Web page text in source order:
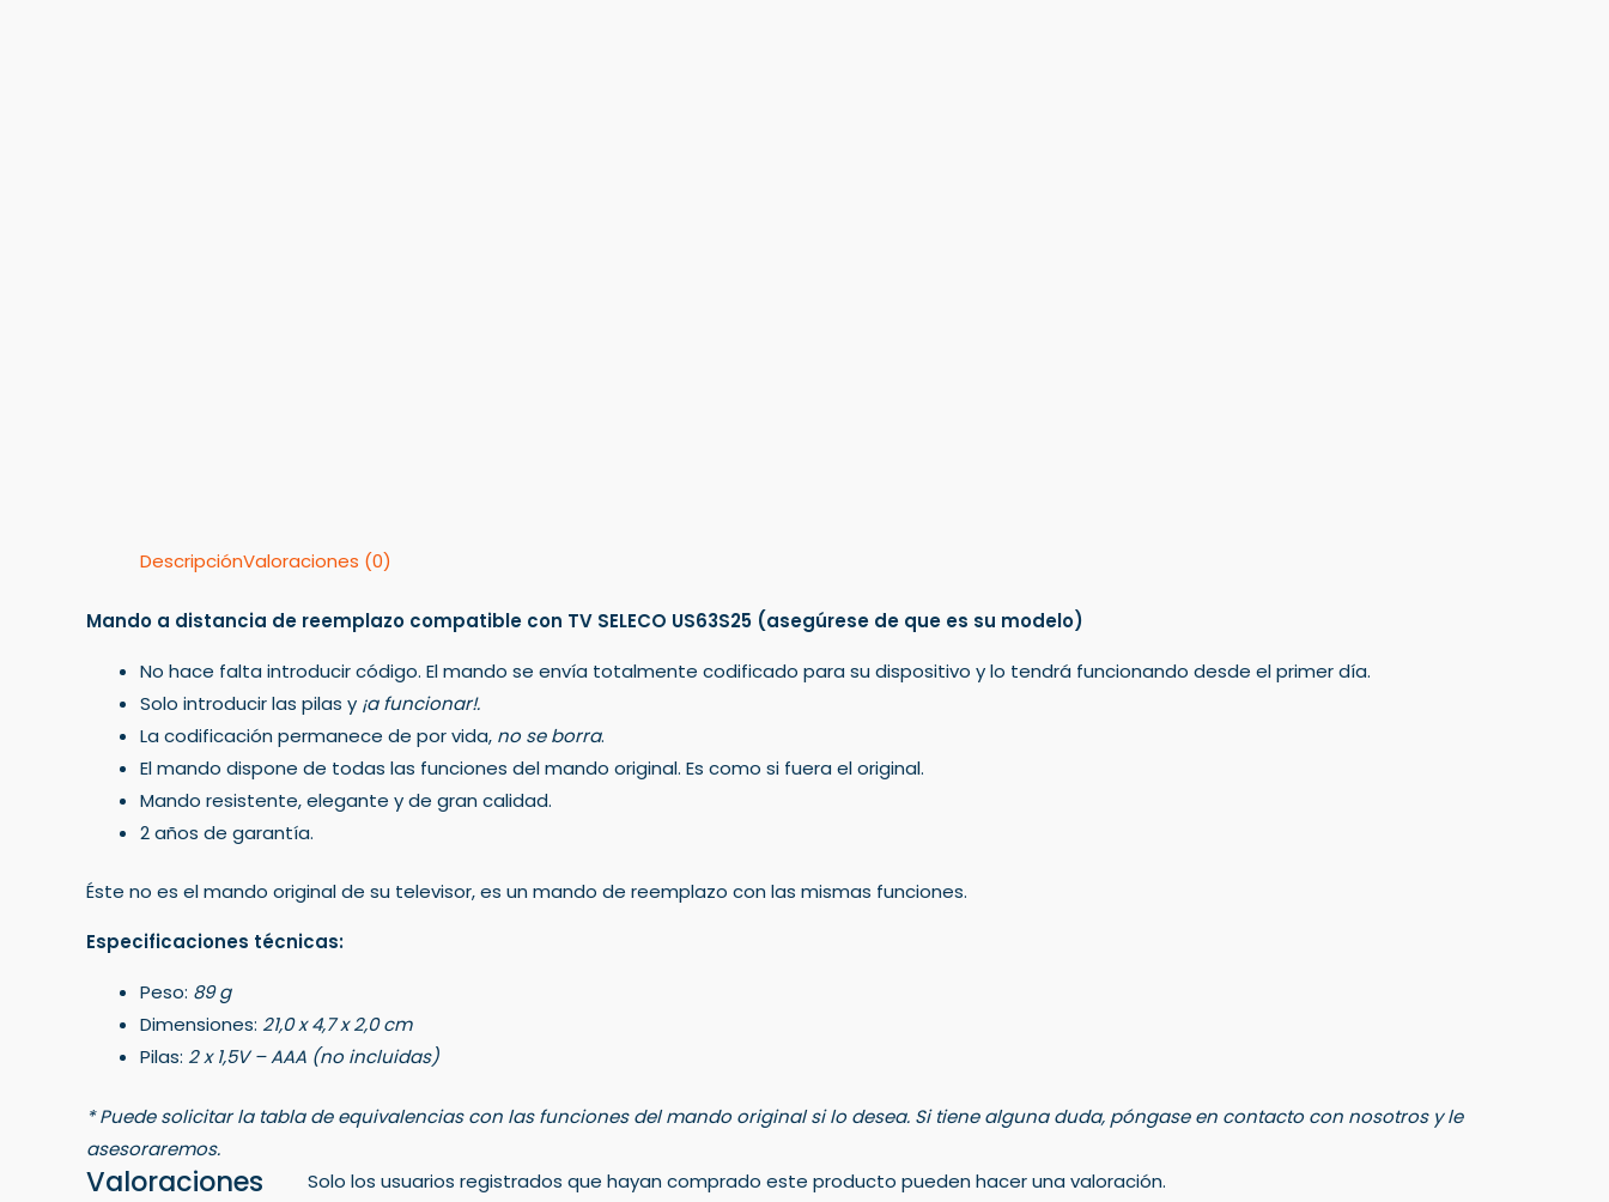
DescripciónValoraciones (0)
Mando a distancia de reemplazo compatible con TV SELECO US63S25 (asegúrese de que es su modelo)
No hace falta introducir código. El mando se envía totalmente codificado para su dispositivo y lo tendrá funcionando desde el primer día.
Solo introducir las pilas y ¡a funcionar!.
La codificación permanece de por vida, no se borra.
El mando dispone de todas las funciones del mando original. Es como si fuera el original.
Mando resistente, elegante y de gran calidad.
2 años de garantía.
Éste no es el mando original de su televisor, es un mando de reemplazo con las mismas funciones.
Especificaciones técnicas:
Peso: 89 g
Dimensiones: 21,0 x 4,7 x 2,0 cm
Pilas: 2 x 1,5V – AAA (no incluidas)
* Puede solicitar la tabla de equivalencias con las funciones del mando original si lo desea. Si tiene alguna duda, póngase en contacto con nosotros y le
asesoraremos.
Valoraciones Solo los usuarios registrados que hayan comprado este producto pueden hacer una valoración.